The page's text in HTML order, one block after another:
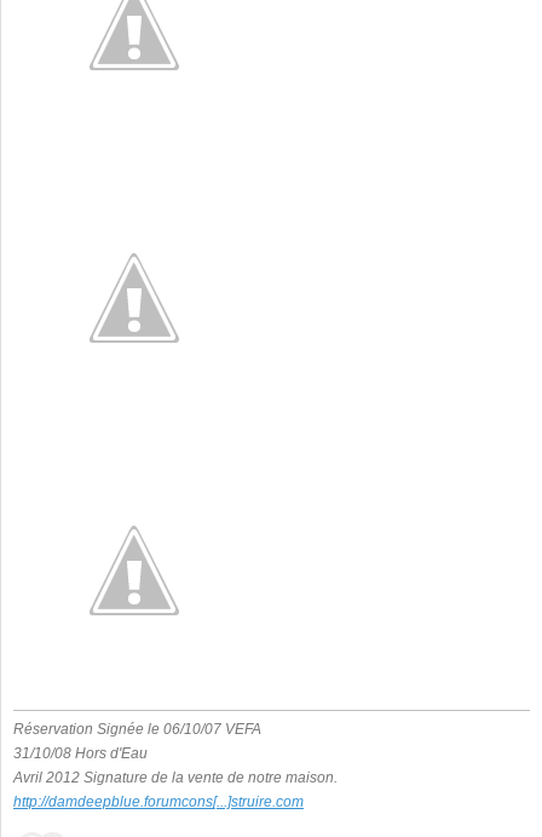
Réservation Signée le 06/10/07 VEFA
31/10/08 Hors d'Eau
Avril 2012 Signature de la vente de notre maison.
http://damdeepblue.forumcons[...]struire.com